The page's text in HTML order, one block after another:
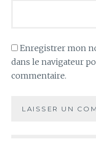
Enregistrer mon
dans le navigateur
commentaire.